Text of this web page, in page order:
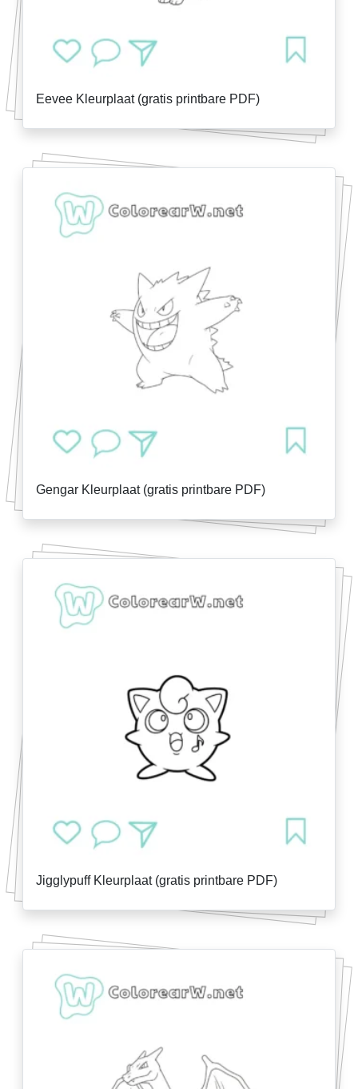
Eevee Kleurplaat (gratis printbare PDF)
Gengar Kleurplaat (gratis printbare PDF)
Jigglypuff Kleurplaat (gratis printbare PDF)